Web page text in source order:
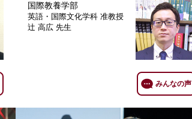
国際教養学部
英語・国際文化学科 准教授
辻 高広 先生
みんなの声